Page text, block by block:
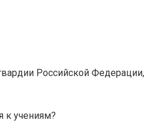
Российской Федерации,
к учениям?